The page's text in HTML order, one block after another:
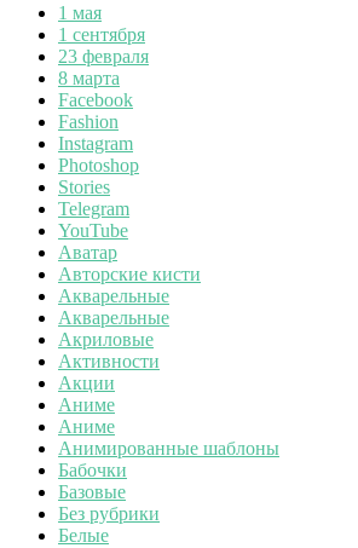
1 мая
1 сентября
23 февраля
8 марта
Facebook
Fashion
Instagram
Photoshop
Stories
Telegram
YouTube
Аватар
Авторские кисти
Акварельные
Акварельные
Акриловые
Активности
Акции
Аниме
Аниме
Анимированные шаблоны
Бабочки
Базовые
Без рубрики
Белые